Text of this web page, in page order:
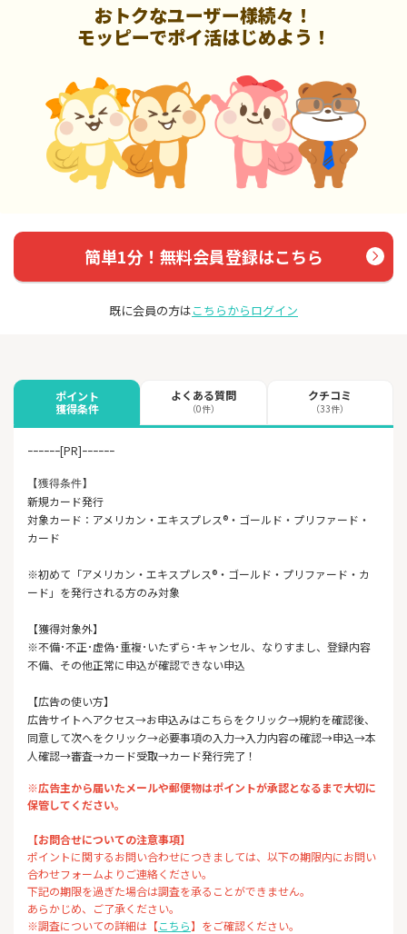
おトクなユーザー様続々！
モッピーでポイ活はじめよう！
簡単1分！無料会員登録はこちら
既に会員の方はこちらからログイン
ポイント
獲得条件
よくある質問
（0件）
クチコミ
（33件）
ｰｰｰｰｰｰ[PR]ｰｰｰｰｰｰ
【獲得条件】
新規カード発行
対象カード：アメリカン・エキスプレス®・ゴールド・プリファード・
カード
※初めて「アメリカン・エキスプレス®・ゴールド・プリファード・カ
ード」を発行される方のみ対象
【獲得対象外】
※不備･不正･虚偽･重複･いたずら･キャンセル、なりすまし、登録内容
不備、その他正常に申込が確認できない申込
【広告の使い方】
広告サイトへアクセス→お申込みはこちらをクリック→規約を確認後、
同意して次へをクリック→必要事項の入力→入力内容の確認→申込→本
人確認→審査→カード受取→カード発行完了！
※広告主から届いたメールや郵便物はポイントが承認となるまで大切に
保管してください。
【お問合せについての注意事項】
ポイントに関するお問い合わせにつきましては、以下の期限内にお問い
合わせフォームよりご連絡ください。
下記の期限を過ぎた場合は調査を承ることができません。
あらかじめ、ご了承ください。
※調査についての詳細は【こちら】をご確認ください。